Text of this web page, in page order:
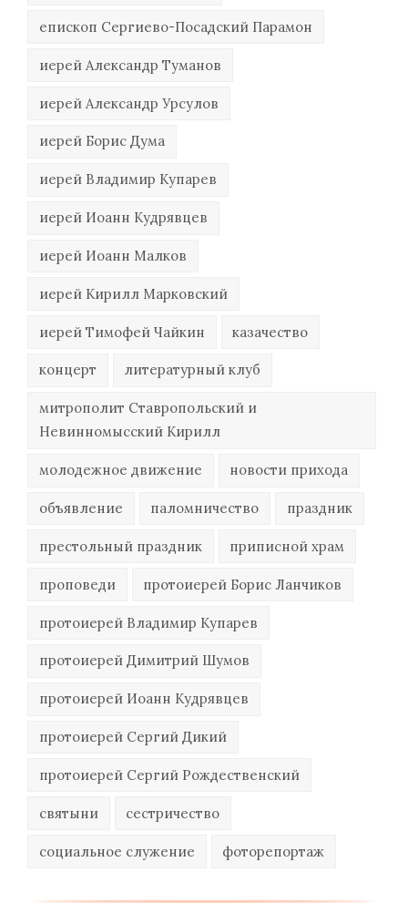
епископ Сергиево-Посадский Парамон
иерей Александр Туманов
иерей Александр Урсулов
иерей Борис Дума
иерей Владимир Купарев
иерей Иоанн Кудрявцев
иерей Иоанн Малков
иерей Кирилл Марковский
иерей Тимофей Чайкин казачество
концерт литературный клуб
митрополит Ставропольский и
Невинномысский Кирилл
молодежное движение новости прихода
объявление паломничество праздник
престольный праздник приписной храм
проповеди протоиерей Борис Ланчиков
протоиерей Владимир Купарев
протоиерей Димитрий Шумов
протоиерей Иоанн Кудрявцев
протоиерей Сергий Дикий
протоиерей Сергий Рождественский
святыни сестричество
социальное служение фоторепортаж